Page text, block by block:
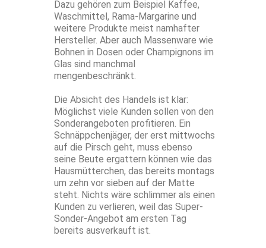
Dazu gehören zum Beispiel Kaffee,
Waschmittel, Rama-Margarine und
weitere Produkte meist namhafter
Hersteller. Aber auch Massenware wie
Bohnen in Dosen oder Champignons im
Glas sind manchmal
mengenbeschränkt.
Die Absicht des Handels ist klar:
Möglichst viele Kunden sollen von den
Sonderangeboten profitieren. Ein
Schnäppchenjäger, der erst mittwochs
auf die Pirsch geht, muss ebenso
seine Beute ergattern können wie das
Hausmütterchen, das bereits montags
um zehn vor sieben auf der Matte
steht. Nichts wäre schlimmer als einen
Kunden zu verlieren, weil das Super-
Sonder-Angebot am ersten Tag
bereits ausverkauft ist.